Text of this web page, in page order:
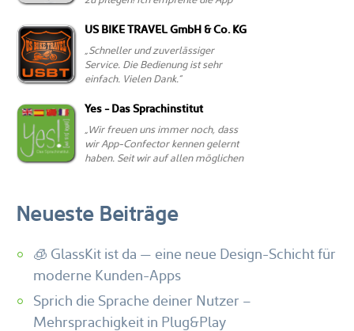
Neueste Beiträge
🧊 GlassKit ist da — eine neue Design-Schicht für
moderne Kunden-Apps
Sprich die Sprache deiner Nutzer –
Mehrsprachigkeit in Plug&Play